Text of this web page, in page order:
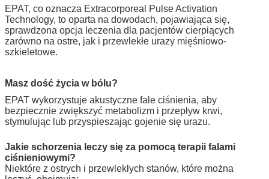
EPAT, co oznacza Extracorporeal Pulse Activation
Technology, to oparta na dowodach, pojawiająca się,
sprawdzona opcja leczenia dla pacjentów cierpiących
zarówno na ostre, jak i przewlekłe urazy mięśniowo-
szkieletowe.
Masz dość życia w bólu?
EPAT wykorzystuje akustyczne fale ciśnienia, aby
bezpiecznie zwiększyć metabolizm i przepływ krwi,
stymulując lub przyspieszając gojenie się urazu.
Jakie schorzenia leczy się za pomocą terapii falami
ciśnieniowymi?
Niektóre z ostrych i przewlekłych stanów, które można